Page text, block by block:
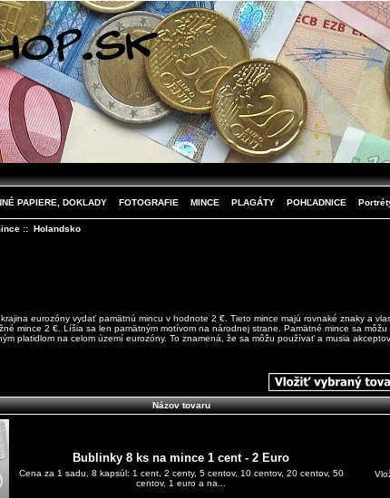
PAPIERE, DOKLADY FOTOGRAFIE MINCE PLAGÁTY POHĽADNICE
:: Holandsko
eurozóny vydať pamätnú mincu v hodnote 2 €. Tieto mince majú rovnaké znaky a
mince 2 €. Líšia sa len pamätným motívom na národnej strane. Pamätné mince sa
platidlom na celom území eurozóny. To znamená, že sa môžu používať a musia
Názov tovaru
Bublinky 8 ks na mince 1 cent - 2 Euro
Cena za 1 sadu, 8 kapsúl: 1 cent, 2 centy, 5 centov, 10 centov, 20 centov, 50
centov, 1 euro a na...